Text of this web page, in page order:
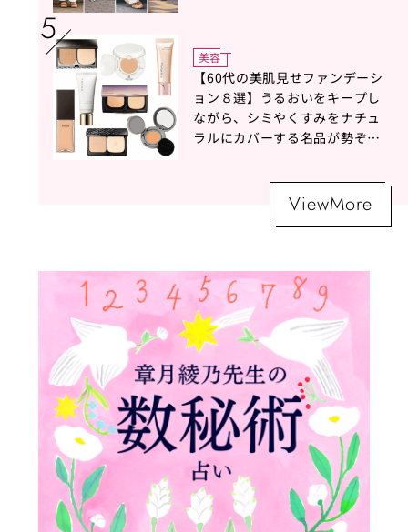
美容
【60代の美肌見せファンデーシ
ョン８選】うるおいをキープし
ながら、シミやくすみをナチュ
ラルにカバーする名品が勢ぞろ
ViewMore